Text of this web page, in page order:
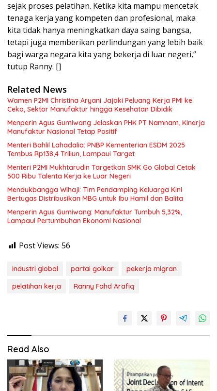
sejak proses pelatihan. Ketika kita mampu mencetak
tenaga kerja yang kompeten dan profesional, maka
kita tidak hanya meningkatkan daya saing bangsa,
tetapi juga memberikan perlindungan yang lebih baik
bagi warga negara kita yang bekerja di luar negeri,”
tutup Ranny. []
Related News
Wamen P2MI Christina Aryani Jajaki Peluang Kerja PMI ke
Ceko, Sektor Manufaktur hingga Kesehatan Dibidik
Menperin Agus Gumiwang Jelaskan PHK PT Namnam, Kinerja
Manufaktur Nasional Tetap Positif
Menteri Bahlil Lahadalia: PNBP Kementerian ESDM 2025
Tembus Rp138,4 Triliun, Lampaui Target
Menteri P2MI Mukhtarudin Targetkan SMK Go Global Cetak
500 Ribu Talenta Kerja ke Luar Negeri
Mendukbangga Wihaji: Tim Pendamping Keluarga Kini
Bertugas Distribusikan MBG untuk Ibu Hamil dan Balita
Menperin Agus Gumiwang: Manufaktur Tumbuh 5,32%,
Lampaui Pertumbuhan Ekonomi Nasional
Post Views: 56
industri global partai golkar
pekerja migran
pelatihan kerja
Ranny Fahd Arafiq
Read Also